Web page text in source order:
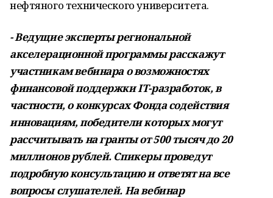
нефтяного технического университета.
- Ведущие эксперты региональной
акселерационной программы расскажут
участникам вебинара о возможностях
финансовой поддержки IT-разработок, в
частности, о конкурсах Фонда содействия
инновациям, победители которых могут
рассчитывать на гранты от 500 тысяч до 20
миллионов рублей. Спикеры проведут
подробную консультацию и ответят на все
вопросы слушателей. На вебинар